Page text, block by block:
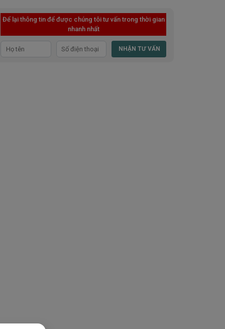
Để lại thông tin để được chúng tôi tư vấn trong thời gian
nhanh nhất